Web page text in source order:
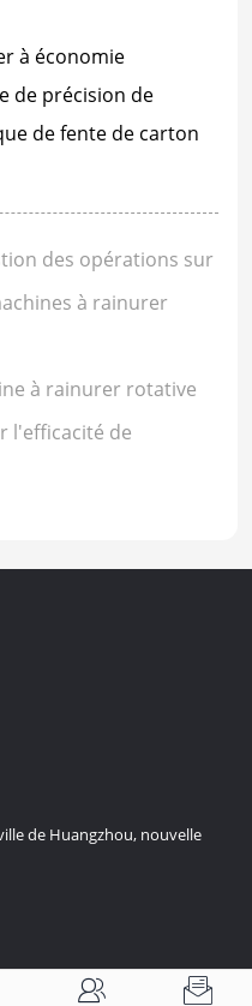
à économie
de précision de
de fente de carton
des opérations sur
à rainurer
à rainurer rotative
l'efficacité de
de Huangzhou, nouvelle
 